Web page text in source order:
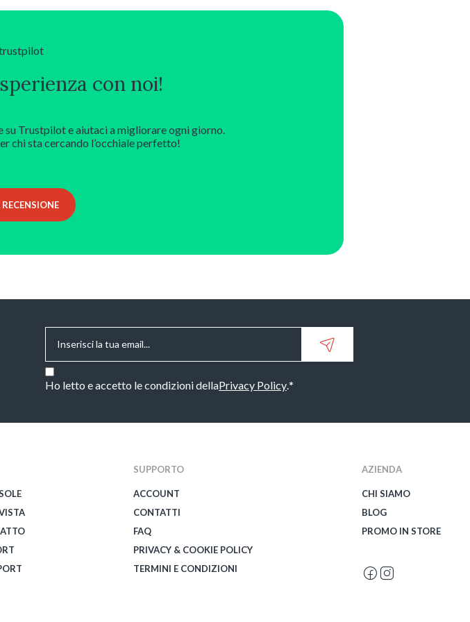
con noi!
su Trustpilot e aiutaci a migliorare ogni giorno.
chi sta cercando l’occhiale perfetto!
Email*
Consenso*
Ho letto e accetto le condizioni dellaPrivacy Policy.*
SUPPORTO
ACCOUNT
CONTATTI
FAQ
PRIVACY & COOKIE POLICY
TERMINI E CONDIZIONI
AZIENDA
CHI SIAMO
BLOG
PROMO IN STORE